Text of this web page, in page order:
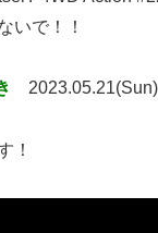
いで！！
2023.05.21(Sun)
！